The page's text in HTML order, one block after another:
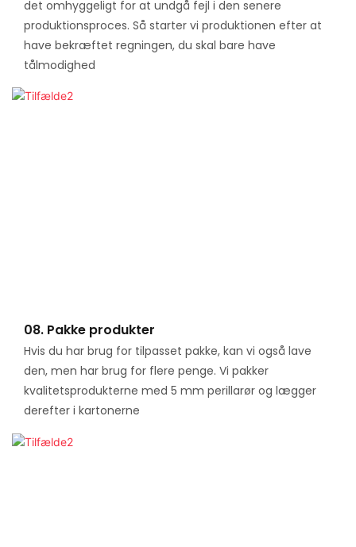
det omhyggeligt for at undgå fejl i den senere
produktionsproces. Så starter vi produktionen efter at
have bekræftet regningen, du skal bare have
tålmodighed
08. Pakke produkter
Hvis du har brug for tilpasset pakke, kan vi også lave
den, men har brug for flere penge. Vi pakker
kvalitetsprodukterne med 5 mm perillarør og lægger
derefter i kartonerne